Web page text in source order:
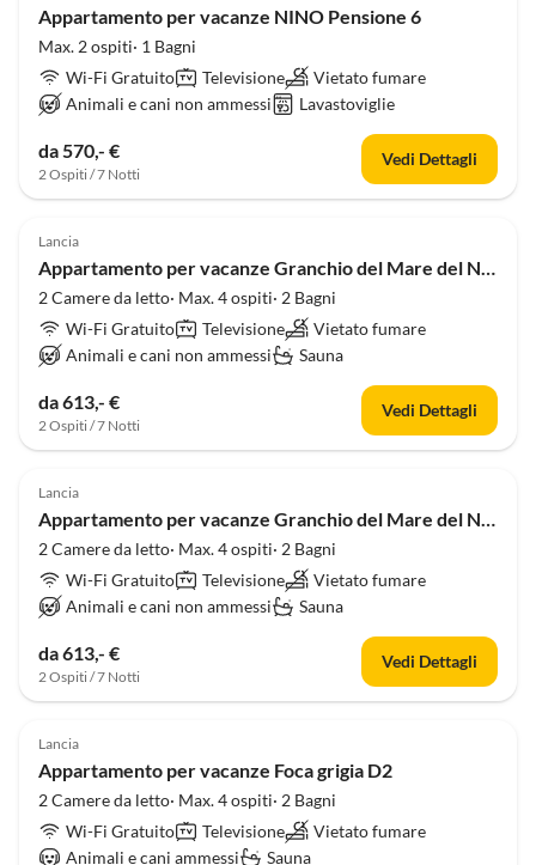
Appartamento per vacanze NINO Pensione 6
Max. 2 ospiti· 1 Bagni
Wi-Fi Gratuito
Televisione
Vietato fumare
Animali e cani non ammessi
Lavastoviglie
da 570,- €
2 Ospiti / 7 Notti
Vedi Dettagli
Lancia
Appartamento per vacanze Granchio del Mare del Nord F4
2 Camere da letto· Max. 4 ospiti· 2 Bagni
Wi-Fi Gratuito
Televisione
Vietato fumare
Animali e cani non ammessi
Sauna
da 613,- €
2 Ospiti / 7 Notti
Vedi Dettagli
Lancia
Appartamento per vacanze Granchio del Mare del Nord F3
2 Camere da letto· Max. 4 ospiti· 2 Bagni
Wi-Fi Gratuito
Televisione
Vietato fumare
Animali e cani non ammessi
Sauna
da 613,- €
2 Ospiti / 7 Notti
Vedi Dettagli
Lancia
Appartamento per vacanze Foca grigia D2
2 Camere da letto· Max. 4 ospiti· 2 Bagni
Wi-Fi Gratuito
Televisione
Vietato fumare
Animali e cani ammessi
Sauna